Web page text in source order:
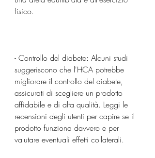
fisico.
- Controllo del diabete: Alcuni studi
suggeriscono che l'HCA potrebbe
migliorare il controllo del diabete,
assicurati di scegliere un prodotto
affidabile e di alta qualità. Leggi le
recensioni degli utenti per capire se il
prodotto funziona davvero e per
valutare eventuali effetti collaterali.